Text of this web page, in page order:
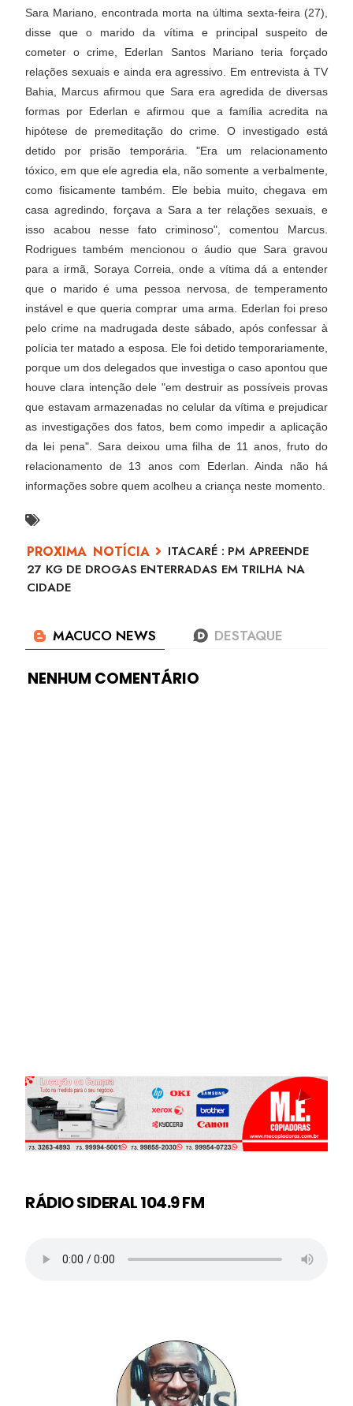
Sara Mariano, encontrada morta na última sexta-feira (27),
disse que o marido da vítima e principal suspeito de
cometer o crime, Ederlan Santos Mariano teria forçado
relações sexuais e ainda era agressivo. Em entrevista à TV
Bahia, Marcus afirmou que Sara era agredida de diversas
formas por Ederlan e afirmou que a família acredita na
hipótese de premeditação do crime. O investigado está
detido por prisão temporária. "Era um relacionamento
tóxico, em que ele agredia ela, não somente a verbalmente,
como fisicamente também. Ele bebia muito, chegava em
casa agredindo, forçava a Sara a ter relações sexuais, e
isso acabou nesse fato criminoso", comentou Marcus.
Rodrigues também mencionou o áudio que Sara gravou
para a irmã, Soraya Correia, onde a vítima dá a entender
que o marido é uma pessoa nervosa, de temperamento
instável e que queria comprar uma arma. Ederlan foi preso
pelo crime na madrugada deste sábado, após confessar à
polícia ter matado a esposa. Ele foi detido temporariamente,
porque um dos delegados que investiga o caso apontou que
houve clara intenção dele "em destruir as possíveis provas
que estavam armazenadas no celular da vítima e prejudicar
as investigações dos fatos, bem como impedir a aplicação
da lei pena". Sara deixou uma filha de 11 anos, fruto do
relacionamento de 13 anos com Ederlan. Ainda não há
informações sobre quem acolheu a criança neste momento.
ITACARÉ : PM APREENDE
27 KG DE DROGAS ENTERRADAS EM TRILHA NA
CIDADE
NENHUM COMENTÁRIO
RÁDIO SIDERAL 104.9 FM